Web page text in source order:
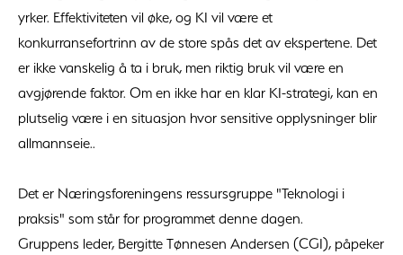
yrker. Effektiviteten vil øke, og KI vil være et
konkurransefortrinn av de store spås det av ekspertene. Det
er ikke vanskelig å ta i bruk, men riktig bruk vil være en
avgjørende faktor. Om en ikke har en klar KI-strategi, kan en
plutselig være i en situasjon hvor sensitive opplysninger blir
allmannseie..
Det er Næringsforeningens ressursgruppe "Teknologi i
praksis" som står for programmet denne dagen.
Gruppens leder, Bergitte Tønnesen Andersen (CGI), påpeker